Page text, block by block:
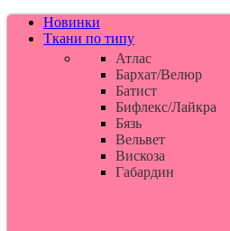
Новинки
Ткани по типу
Атлас
Бархат/Велюр
Батист
Бифлекс/Лайкра
Бязь
Вельвет
Вискоза
Габардин